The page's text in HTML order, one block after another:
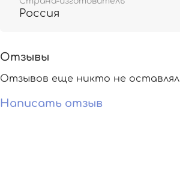
Россия
Отзывы
Отзывов еще никто не оставлял
Написать отзыв